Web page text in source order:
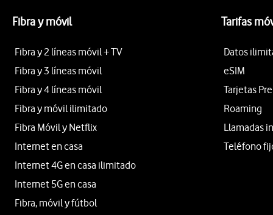
Fibra y móvil
Fibra y 2 líneas móvil + TV
Fibra y 3 líneas móvil
Fibra y 4 líneas móvil
Fibra y móvil ilimitado
Fibra Móvil y Netflix
Internet en casa
Internet 4G en casa ilimitado
Internet 5G en casa
Fibra, móvil y fútbol
Tarifas
Datos
eSIM
Tarjetas
Roaming
Llamadas
Teléfono